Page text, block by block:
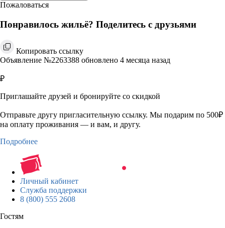
Пожаловаться
Понравилось жильё? Поделитесь с друзьями
Копировать ссылку
Объявление №2263388 обновлено 4 месяца назад
₽
Приглашайте друзей и бронируйте со скидкой
Отправьте другу пригласительную ссылку. Мы подарим по 500₽
на оплату проживания — и вам, и другу.
Подробнее
Личный кабинет
Служба поддержки
8 (800) 555 2608
Гостям